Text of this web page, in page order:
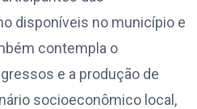
disponíveis no município e
contempla o
e a produção de
socioeconômico local,